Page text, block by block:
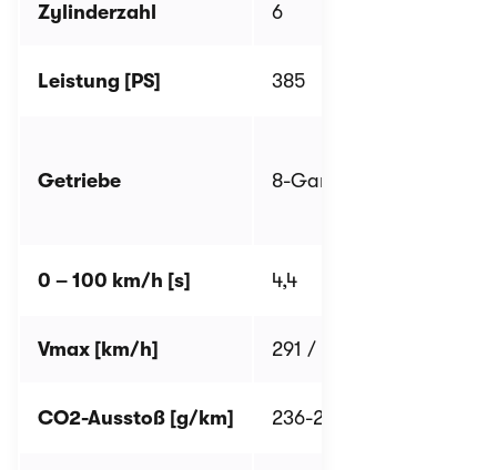
Zylinderzahl 6
Leistung [PS] 385
Getriebe 8-Gang-Automatik
0 – 100 km/h [s] 4,4
Vmax [km/h] 291 / 289
CO2-Ausstoß [g/km] 236-245 / 238-246